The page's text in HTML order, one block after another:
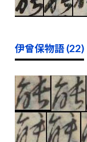
伊曾保物語 (22)